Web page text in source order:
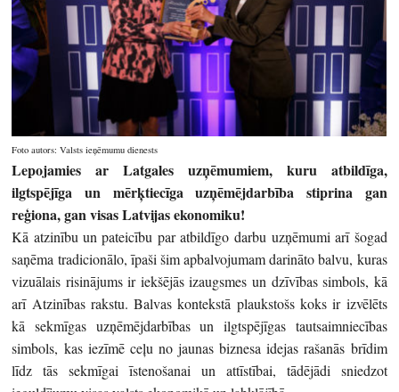
Foto autors: Valsts ieņēmumu dienests
Lepojamies ar Latgales uzņēmumiem, kuru atbildīga,
ilgtspējīga un mērķtiecīga uzņēmējdarbība stiprina gan
reģiona, gan visas Latvijas ekonomiku!
Kā atzinību un pateicību par atbildīgo darbu uzņēmumi arī šogad
saņēma tradicionālo, īpaši šim apbalvojumam darināto balvu, kuras
vizuālais risinājums ir iekšējās izaugsmes un dzīvības simbols, kā
arī Atzinības rakstu. Balvas kontekstā plaukstošs koks ir izvēlēts
kā sekmīgas uzņēmējdarbības un ilgtspējīgas tautsaimniecības
simbols, kas iezīmē ceļu no jaunas biznesa idejas rašanās brīdim
līdz tās sekmīgai īstenošanai un attīstībai, tādējādi sniedzot